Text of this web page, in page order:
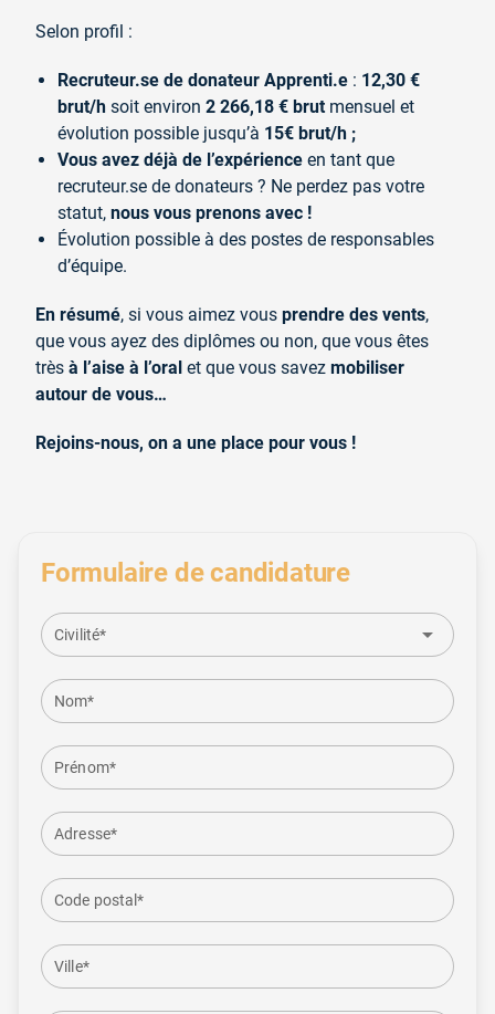
Selon profil :
Recruteur.se de donateur Apprenti.e : 12,30 €
brut/h soit environ 2 266,18 € brut mensuel et
évolution possible jusqu’à 15€ brut/h ;
Vous avez déjà de l’expérience en tant que
recruteur.se de donateurs ? Ne perdez pas votre
statut, nous vous prenons avec !
Évolution possible à des postes de responsables
d’équipe.
En résumé, si vous aimez vous prendre des vents,
que vous ayez des diplômes ou non, que vous êtes
très à l’aise à l’oral et que vous savez mobiliser
autour de vous…
Rejoins-nous, on a une place pour vous !
Formulaire de candidature
Civilité* arrow_drop_down
Nom*
Prénom*
Adresse*
Code postal*
Ville*